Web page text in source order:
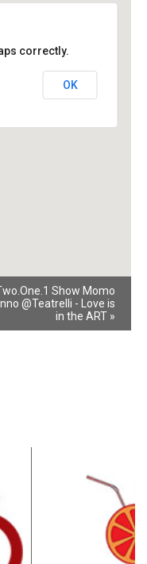
correctly.
OK
Show Momo
@Teatrelli - Love is
in the ART »